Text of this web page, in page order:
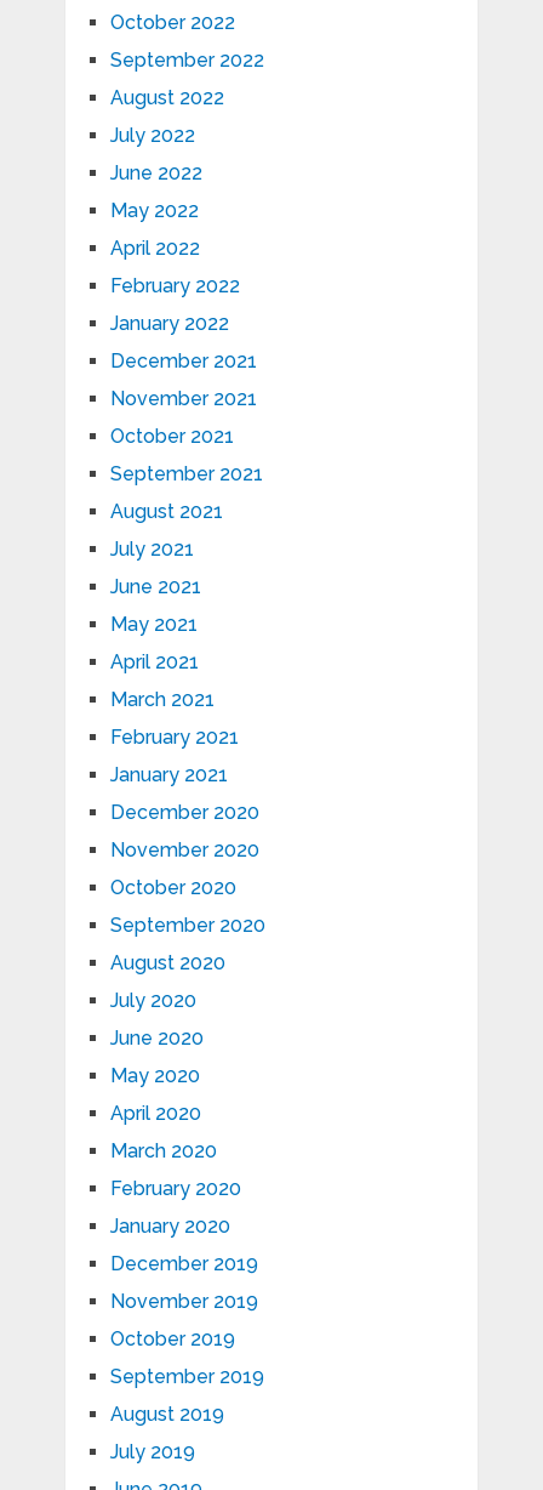
October 2022
September 2022
August 2022
July 2022
June 2022
May 2022
April 2022
February 2022
January 2022
December 2021
November 2021
October 2021
September 2021
August 2021
July 2021
June 2021
May 2021
April 2021
March 2021
February 2021
January 2021
December 2020
November 2020
October 2020
September 2020
August 2020
July 2020
June 2020
May 2020
April 2020
March 2020
February 2020
January 2020
December 2019
November 2019
October 2019
September 2019
August 2019
July 2019